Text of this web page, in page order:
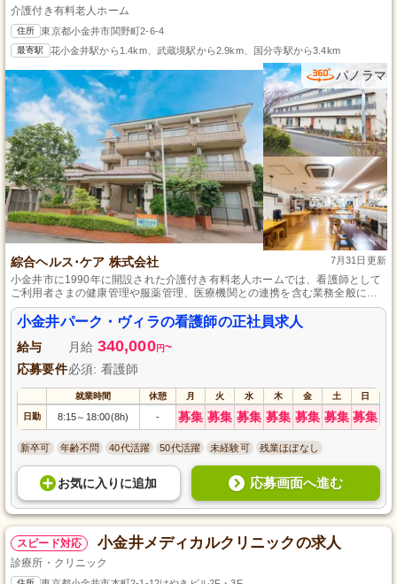
介護付き有料老人ホーム
住所 東京都小金井市関野町2-6-4
最寄駅 花小金井駅から1.4km、武蔵境駅から2.9km、国分寺駅から3.4km
パノラマ
綜合ヘルス･ケア 株式会社 7月31日更新
小金井市に1990年に開設された介護付き有料老人ホームでは、看護師として
ご利用者さまの健康管理や服薬管理、医療機関との連携を含む業務全般に携
わることができます。30名の小規模施設で質の高いサービスを目指し、3交代
制の週休2日で働きやすさも魅力。出産や育児休暇の取得も可能で、退職金制
度や各種保険加入も整っています。
小金井パーク・ヴィラの看護師の正社員求人
給与 月給 340,000円~
応募要件必須: 看護師
就業時間 休憩 月 火 水 木 金 土 日
日勤 8:15～ 18:00(8h) - 募集 募集 募集 募集 募集 募集 募集
新卒可 年齢不問 40代活躍 50代活躍 未経験可 残業ほぼなし
お気に入り に追加 応募画面へ進む
スピード対応 小金井メディカルクリニックの求人
診療所・クリニック